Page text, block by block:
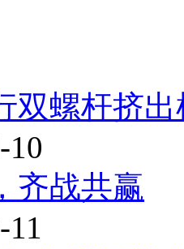
双螺杆挤
10
齐战共赢
11